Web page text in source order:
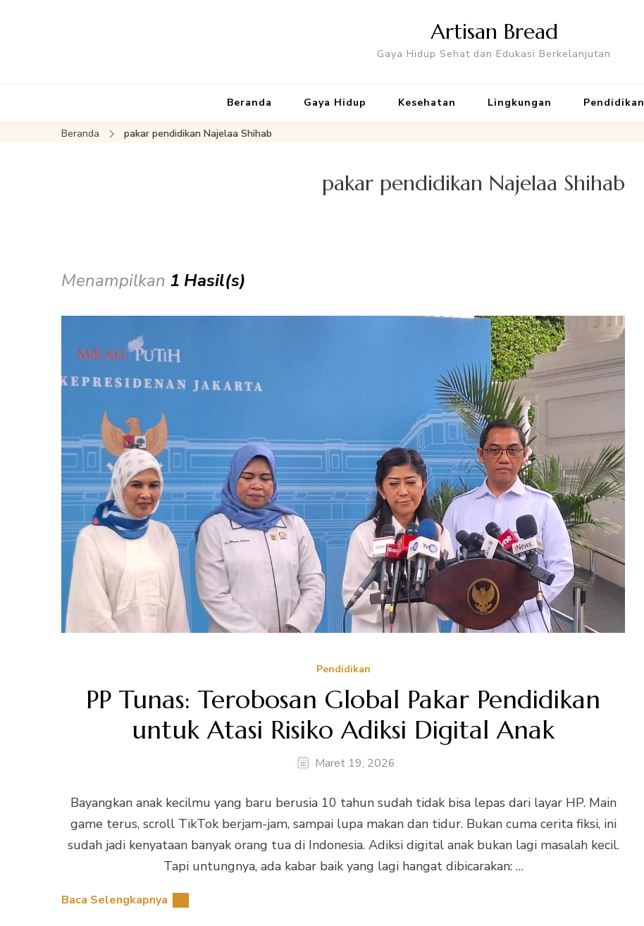
Artisan Bread
Gaya Hidup Sehat dan Edukasi Berkelanjutan
Beranda Gaya Hidup Kesehatan Lingkungan Pendidikan
Beranda pakar pendidikan Najelaa Shihab
pakar pendidikan Najelaa Shihab
Menampilkan 1 Hasil(s)
Pendidikan
PP Tunas: Terobosan Global Pakar Pendidikan
untuk Atasi Risiko Adiksi Digital Anak
Maret 19, 2026
Bayangkan anak kecilmu yang baru berusia 10 tahun sudah tidak bisa lepas dari layar HP. Main
game terus, scroll TikTok berjam-jam, sampai lupa makan dan tidur. Bukan cuma cerita fiksi, ini
sudah jadi kenyataan banyak orang tua di Indonesia. Adiksi digital anak bukan lagi masalah kecil.
Tapi untungnya, ada kabar baik yang lagi hangat dibicarakan: …
Baca Selengkapnya